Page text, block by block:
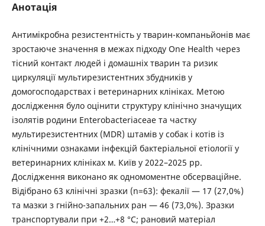
Анотація
Антимікробна резистентність у тварин-компаньйонів має
зростаюче значення в межах підходу One Health через
тісний контакт людей і домашніх тварин та ризик
циркуляції мультирезистентних збудників у
домогосподарствах і ветеринарних клініках. Метою
дослідження було оцінити структуру клінічно значущих
ізолятів родини Enterobacteriaceae та частку
мультирезистентних (MDR) штамів у собак і котів із
клінічними ознаками інфекцій бактеріальної етіології у
ветеринарних клініках м. Київ у 2022–2025 рр.
Дослідження виконано як одномоментне обсерваційне.
Відібрано 63 клінічні зразки (n=63): фекалії — 17 (27,0%)
та мазки з гнійно-запальних ран — 46 (73,0%). Зразки
транспортували при +2…+8 °C; рановий матеріал